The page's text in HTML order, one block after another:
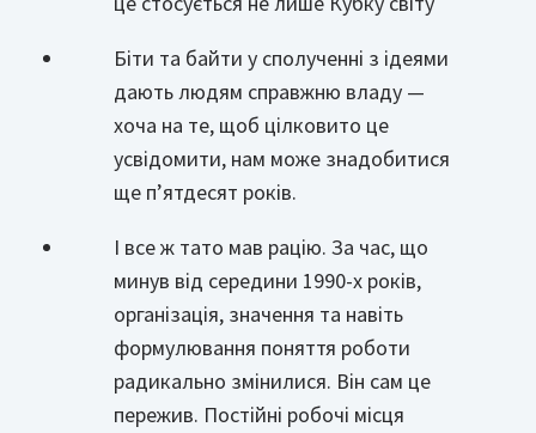
Біти та байти у сполученні з ідеями
дають людям справжню владу —
хоча на те, щоб цілковито це
усвідомити, нам може знадобитися
ще п’ятдесят років.
І все ж тато мав рацію. За час, що
минув від середини 1990-х років,
організація, значення та навіть
формулювання поняття роботи
радикально змінилися. Він сам це
пережив. Постійні робочі місця